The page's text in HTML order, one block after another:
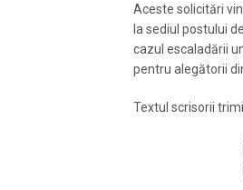
Aceste solicitări
la sediul postului
cazul escaladării
pentru alegătorii
Textul scrisorii